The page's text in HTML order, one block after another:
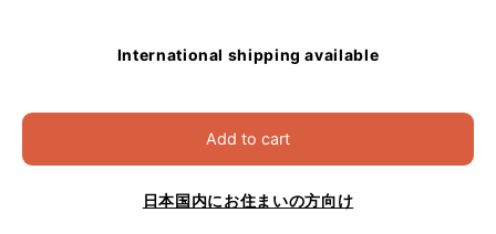
International shipping available
Add to cart
日本国内にお住まいの方向け